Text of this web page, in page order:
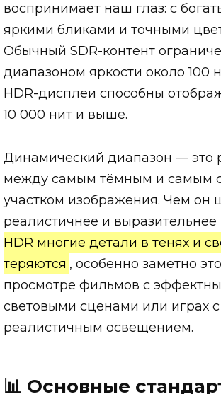
воспринимает наш глаз: с
яркими бликами и точными
Обычный SDR-контент
диапазоном яркости около 100
HDR-дисплеи способны
10 000 нит и выше.
Динамический диапазон — это
между самым тёмным и самым
участком изображения. Чем он
реалистичнее и выразительнее
HDR многие детали в тенях и
теряются , особенно заметно
просмотре фильмов с
световыми сценами или играх с
реалистичным освещением.
📊 Основные